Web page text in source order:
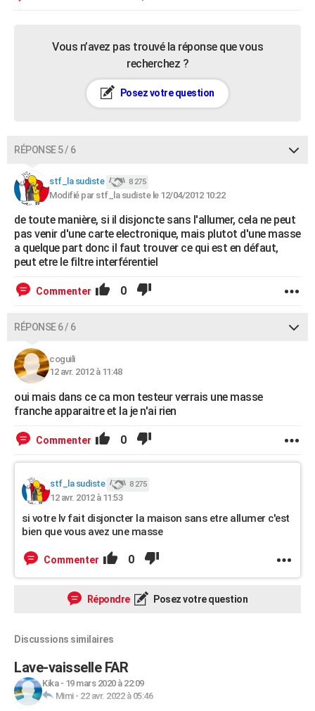
Vous n’avez pas trouvé la réponse que vous
recherchez ?
Posez votre question
RÉPONSE 5 / 6
stf_la sudiste 8 275
Modifié par stf_la sudiste le 12/04/2012 10:22
de toute manière, si il disjoncte sans l'allumer, cela ne peut
pas venir d'une carte electronique, mais plutot d'une masse
a quelque part donc il faut trouver ce qui est en défaut,
peut etre le filtre interférentiel
Commenter 0
RÉPONSE 6 / 6
coguili
12 avr. 2012 à 11:48
oui mais dans ce ca mon testeur verrais une masse
franche apparaitre et la je n'ai rien
Commenter 0
stf_la sudiste 8 275
12 avr. 2012 à 11:53
si votre lv fait disjoncter la maison sans etre allumer c'est
bien que vous avez une masse
Commenter 0
Répondre Posez votre question
Discussions similaires
Lave-vaisselle FAR
Kika- 19 mars 2020 à 22:09
Mimi- 22 avr. 2022 à 05:46